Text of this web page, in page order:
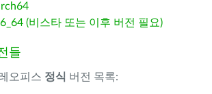
(비스타 또는 이후 버전 필요)
들
오피스 정식 버전 목록: